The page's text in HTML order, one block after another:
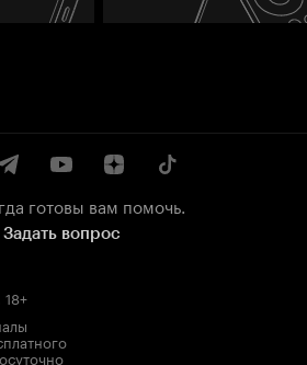
готовы вам помочь.
Задать вопрос
18+